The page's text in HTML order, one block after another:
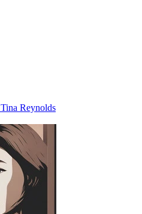
Tina Reynolds